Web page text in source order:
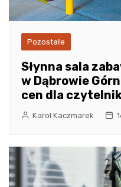
Pozostałe
Słynna sala
w Dąbrowie
cen dla
Karol Kaczmarek